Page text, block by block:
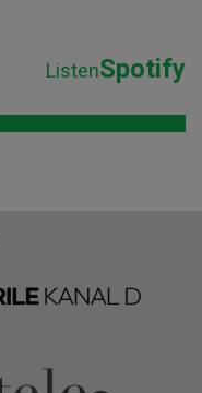
ListenSpotify